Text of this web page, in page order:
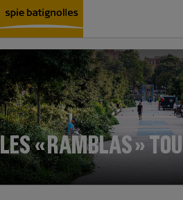
Rechercher
LES « RAMBLAS »